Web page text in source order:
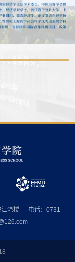
湾楼
电话：0731-